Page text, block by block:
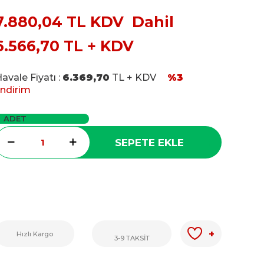
TL KDV Dahil
TL + KDV
Fiyatı : 6.369,70 TL + KDV
%3
ADET
SEPETE EKLE
Hızlı Kargo 3-9 TAKSİT +